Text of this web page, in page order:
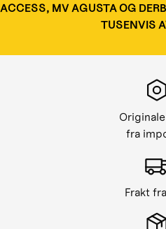
ACCESS, MV AGUSTA OG
TUSENVIS
fra
Frakt